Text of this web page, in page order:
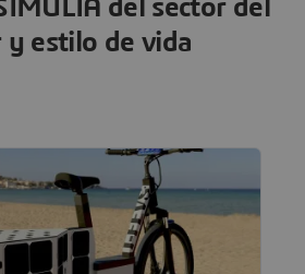
del sector del
y estilo de vida